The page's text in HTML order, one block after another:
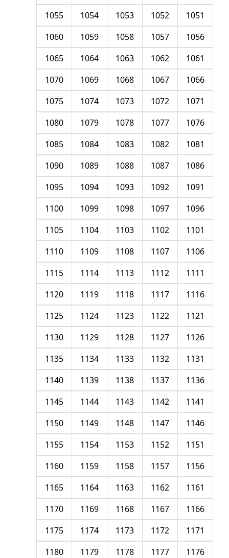
1051
1052
1053
1054
1055
1056
1057
1058
1059
1060
1061
1062
1063
1064
1065
1066
1067
1068
1069
1070
1071
1072
1073
1074
1075
1076
1077
1078
1079
1080
1081
1082
1083
1084
1085
1086
1087
1088
1089
1090
1091
1092
1093
1094
1095
1096
1097
1098
1099
1100
1101
1102
1103
1104
1105
1106
1107
1108
1109
1110
1111
1112
1113
1114
1115
1116
1117
1118
1119
1120
1121
1122
1123
1124
1125
1126
1127
1128
1129
1130
1131
1132
1133
1134
1135
1136
1137
1138
1139
1140
1141
1142
1143
1144
1145
1146
1147
1148
1149
1150
1151
1152
1153
1154
1155
1156
1157
1158
1159
1160
1161
1162
1163
1164
1165
1166
1167
1168
1169
1170
1171
1172
1173
1174
1175
1176
1177
1178
1179
1180